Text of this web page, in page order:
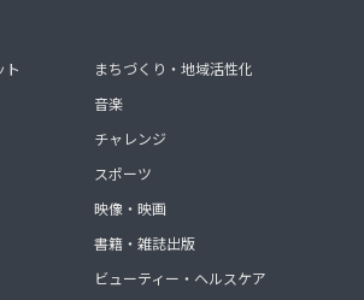
ト
まちづくり・地域活性化
音楽
チャレンジ
スポーツ
映像・映画
書籍・雑誌出版
ビューティー・ヘルスケア